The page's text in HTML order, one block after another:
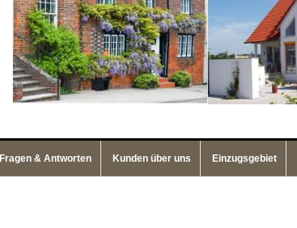
Fragen & Antworten Kunden über uns Einzugsgebiet